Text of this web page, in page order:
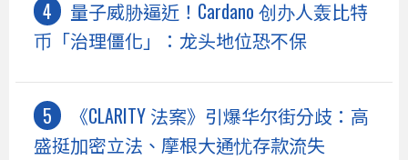
量子威胁逼近！Cardano 创办人轰比特
币「治理僵化」：龙头地位恐不保
《CLARITY 法案》引爆华尔街分歧：高
盛挺加密立法、摩根大通忧存款流失